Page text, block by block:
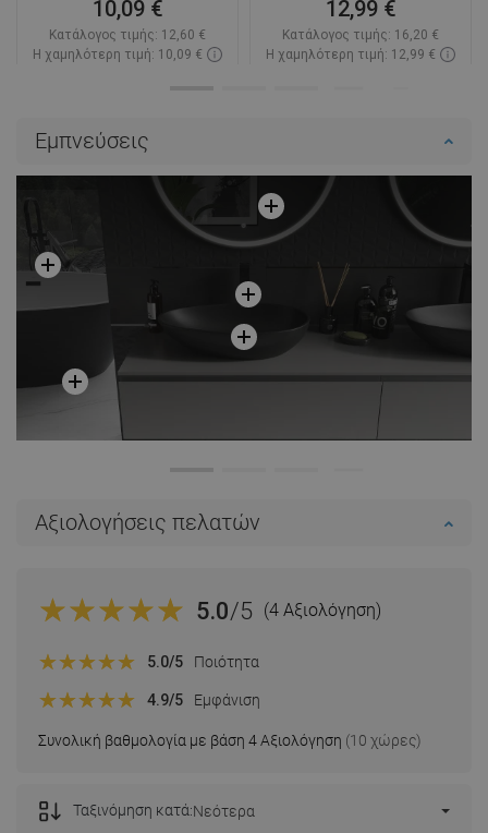
10,09 €
Κατάλογος τιμής: 12,60 €
Η χαμηλότερη τιμή: 10,09 €
12,99 €
Κατάλογος τιμής: 16,20 €
Η χαμηλότερη τιμή: 12,99 €
Εμπνεύσεις
Αξιολογήσεις πελατών
5.0/5 (4 Αξιολόγηση)
Συνολική βαθμολογία με βάση 4 Αξιολόγηση (10 χώρες)
5.0/5 Ποιότητα
4.9/5 Εμφάνιση
Ταξινόμηση κατά:Νεότερα